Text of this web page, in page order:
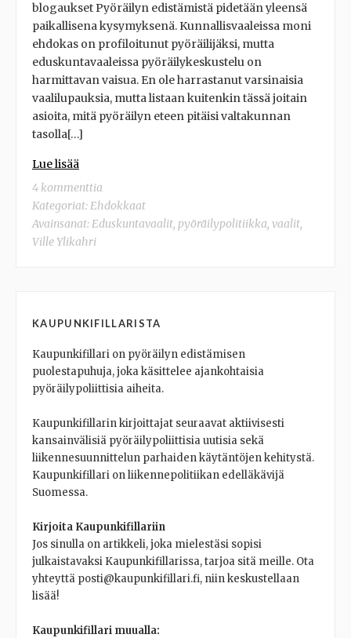
blogaukset Pyöräilyn edistämistä pidetään yleensä
paikallisena kysymyksenä. Kunnallisvaaleissa moni
ehdokas on profiloitunut pyöräilijäksi, mutta
eduskuntavaaleissa pyöräilykeskustelu on
harmittavan vaisua. En ole harrastanut varsinaisia
vaalilupauksia, mutta listaan kuitenkin tässä joitain
asioita, mitä pyöräilyn eteen pitäisi valtakunnan
tasolla[…]
Lue lisää
4 kommenttia
Kategoriat:Ehdokkaat
Avainsanat:Eduskuntavaalit, pyöräilypolitiikka, vaalit,
Ville Ylikahri
KAUPUNKIFILLARISTA
Kaupunkifillari on pyöräilyn edistämisen
puolestapuhuja, joka käsittelee ajankohtaisia
pyöräilypoliittisia aiheita.
Kaupunkifillarin kirjoittajat seuraavat aktiivisesti
kansainvälisiä pyöräilypoliittisia uutisia sekä
liikennesuunnittelun parhaiden käytäntöjen kehitystä.
Kaupunkifillari on liikennepolitiikan edelläkävijä
Suomessa.
Kirjoita Kaupunkifillariin
Jos sinulla on artikkeli, joka mielestäsi sopisi
julkaistavaksi Kaupunkifillarissa, tarjoa sitä meille. Ota
yhteyttä posti@kaupunkifillari.fi, niin keskustellaan
lisää!
Kaupunkifillari muualla: